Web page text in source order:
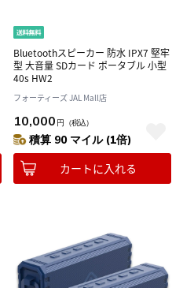
Bluetoothスピーカー 防水 IPX7 堅牢
型 大音量 SDカード ポータブル 小型
40s HW2
フォーティーズ JAL Mall店
10,000 円 （税込）
積算 90 マイル (1倍)
カートに入れる